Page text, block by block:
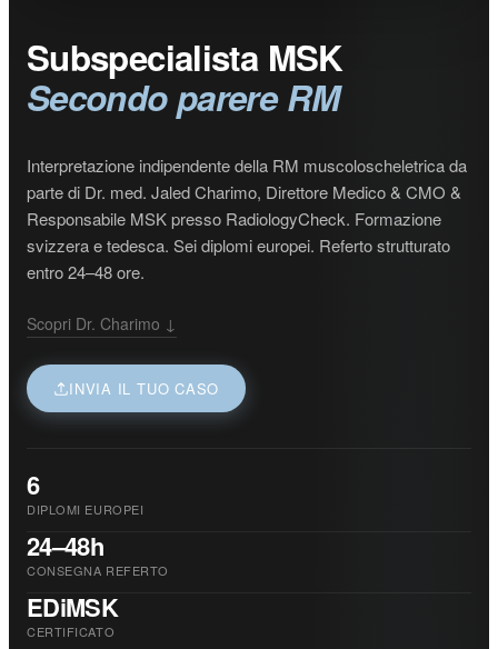
Subspecialista MSK
Secondo parere RM
Interpretazione indipendente della RM muscoloscheletrica da
parte di Dr. med. Jaled Charimo, Direttore Medico & CMO &
Responsabile MSK presso RadiologyCheck. Formazione
svizzera e tedesca. Sei diplomi europei. Referto strutturato
entro 24–48 ore.
Scopri Dr. Charimo ↓
INVIA IL TUO CASO
6
DIPLOMI EUROPEI
24–48h
CONSEGNA REFERTO
EDiMSK
CERTIFICATO